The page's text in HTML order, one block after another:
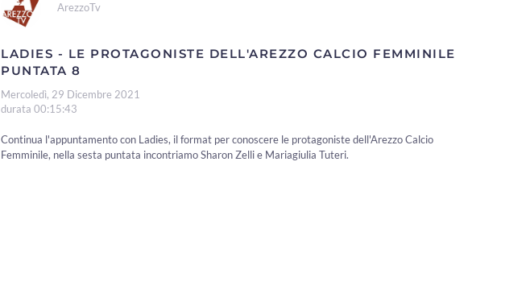
ArezzoTv
LADIES - LE PROTAGONISTE DELL'AREZZO CALCIO FEMMINILE
PUNTATA 8
Mercoledì, 29 Dicembre 2021
durata 00:15:43
Continua l'appuntamento con Ladies, il format per conoscere le protagoniste dell'Arezzo Calcio
Femminile, nella sesta puntata incontriamo Sharon Zelli e Mariagiulia Tuteri.